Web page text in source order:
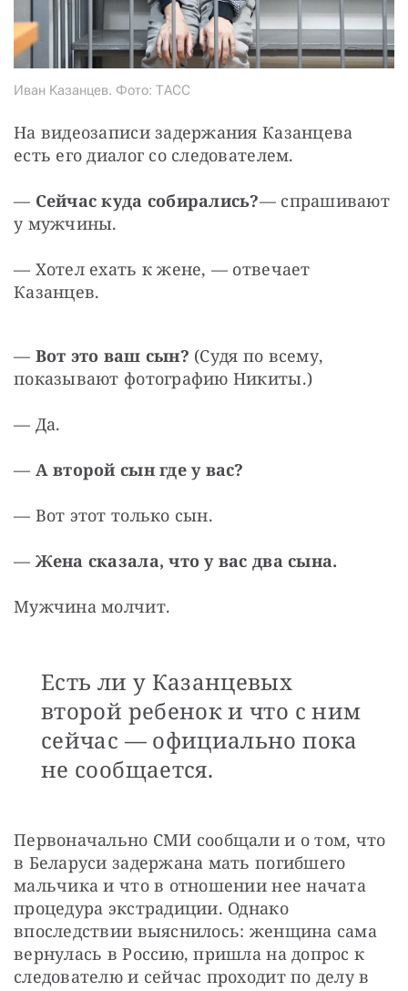
Иван Казанцев. Фото: ТАСС
На видеозаписи задержания Казанцева
есть его диалог со следователем.
— Сейчас куда собирались?— спрашивают
у мужчины.
— Хотел ехать к жене, — отвечает
Казанцев.
— Вот это ваш сын? (Судя по всему,
показывают фотографию Никиты.)
— Да.
— А второй сын где у вас?
— Вот этот только сын.
— Жена сказала, что у вас два сына.
Мужчина молчит.
Есть ли у Казанцевых
второй ребенок и что с ним
сейчас — официально пока
не сообщается.
Первоначально СМИ сообщали и о том, что
в Беларуси задержана мать погибшего
мальчика и что в отношении нее начата
процедура экстрадиции. Однако
впоследствии выяснилось: женщина сама
вернулась в Россию, пришла на допрос к
следователю и сейчас проходит по делу в